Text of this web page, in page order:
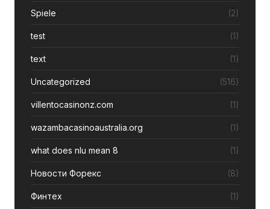
Spiele (2)
test (1)
text (1)
Uncategorized (516)
villentocasinonz.com (1)
wazambacasinoaustralia.org (1)
what does nlu mean 8 (1)
Новости Форекс (8)
Финтех (1)